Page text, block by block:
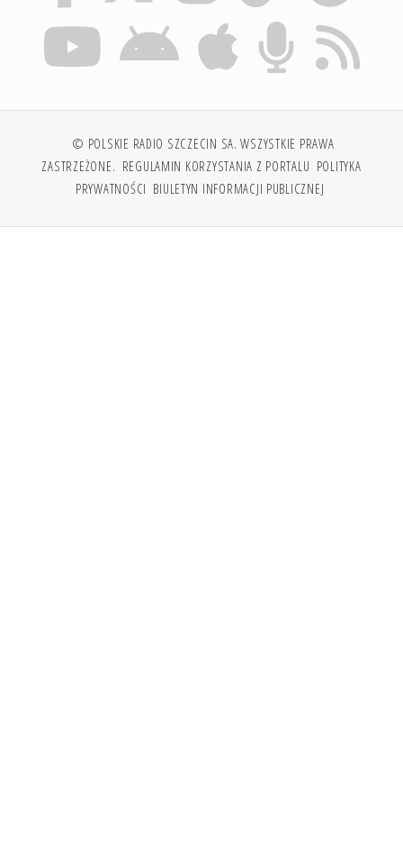
© POLSKIE RADIO SZCZECIN SA. WSZYSTKIE PRAWA
ZASTRZEŻONE. REGULAMIN KORZYSTANIA Z PORTALU POLITYKA
PRYWATNOŚCI BIULETYN INFORMACJI PUBLICZNEJ